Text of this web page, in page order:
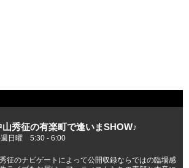
山秀征の有楽町で逢いまSHOW♪
週日曜 5:30 - 6:00
征のナビゲートによって公開収録ならではの臨場感